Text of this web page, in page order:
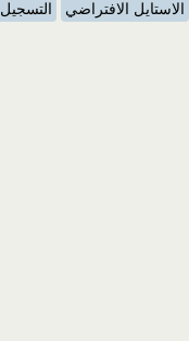
الاستايل الافتراضي
التسجيل